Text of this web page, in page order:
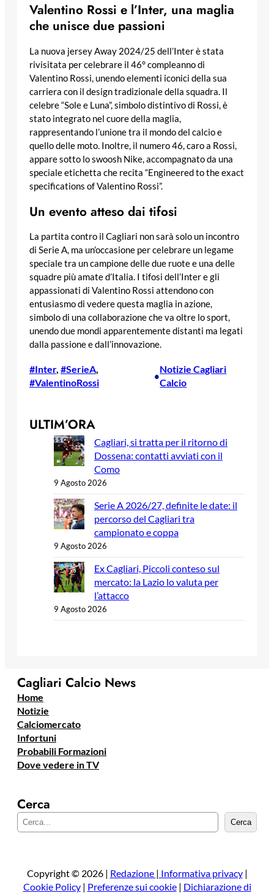
Valentino Rossi e l’Inter, una maglia
che unisce due passioni
La nuova jersey Away 2024/25 dell’Inter è stata
rivisitata per celebrare il 46° compleanno di
Valentino Rossi, unendo elementi iconici della sua
carriera con il design tradizionale della squadra. Il
celebre “Sole e Luna”, simbolo distintivo di Rossi, è
stato integrato nel cuore della maglia,
rappresentando l’unione tra il mondo del calcio e
quello delle moto. Inoltre, il numero 46, caro a Rossi,
appare sotto lo swoosh Nike, accompagnato da una
speciale etichetta che recita “Engineered to the exact
specifications of Valentino Rossi”.
Un evento atteso dai tifosi
La partita contro il Cagliari non sarà solo un incontro
di Serie A, ma un’occasione per celebrare un legame
speciale tra un campione delle due ruote e una delle
squadre più amate d’Italia. I tifosi dell’Inter e gli
appassionati di Valentino Rossi attendono con
entusiasmo di vedere questa maglia in azione,
simbolo di una collaborazione che va oltre lo sport,
unendo due mondi apparentemente distanti ma legati
dalla passione e dall’innovazione.
#Inter, #SerieA
#ValentinoRossi
•
Notizie Cagliari
Calcio
ULTIM’ORA
Cagliari, si tratta per il ritorno di
Dossena: contatti avviati con il
Como
9 Agosto 2026
Serie A 2026/27, definite le date: il
percorso del Cagliari tra
campionato e coppa
9 Agosto 2026
Ex Cagliari, Piccoli conteso sul
mercato: la Lazio lo valuta per
l’attacco
9 Agosto 2026
Cagliari Calcio News
Home
Notizie
Calciomercato
Infortuni
Probabili Formazioni
Dove vedere in TV
Cerca
e
a
Cerca
Copyright © 2026 | Redazione | Informativa privacy|
Cookie Policy| Preferenze sui cookie| Dichiarazione di